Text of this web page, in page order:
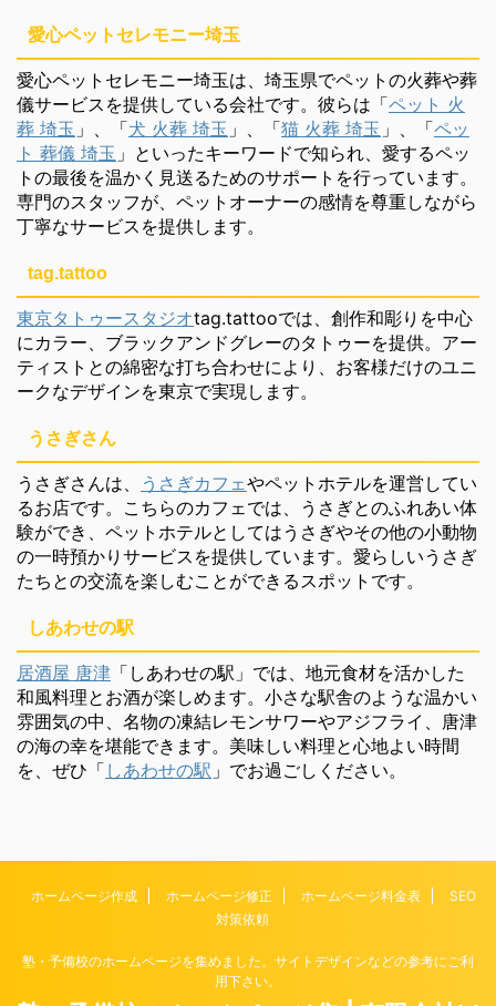
愛心ペットセレモニー埼玉
愛心ペットセレモニー埼玉は、埼玉県でペットの火葬や葬
儀サービスを提供している会社です。彼らは「ペット 火
葬 埼玉 」、「犬 火葬 埼玉 」、「猫 火葬 埼玉 」、「ペッ
ト 葬儀 埼玉 」といったキーワードで知られ、愛するペッ
トの最後を温かく見送るためのサポートを行っています。
専門のスタッフが、ペットオーナーの感情を尊重しながら
丁寧なサービスを提供します。
tag.tattoo
東京タトゥースタジオtag.tattooでは、創作和彫りを中心
にカラー、ブラックアンドグレーのタトゥーを提供。アー
ティストとの綿密な打ち合わせにより、お客様だけのユニ
ークなデザインを東京で実現します。
うさぎさん
うさぎさんは、 うさぎカフェやペットホテルを運営してい
るお店です。こちらのカフェでは、うさぎとのふれあい体
験ができ、ペットホテルとしてはうさぎやその他の小動物
の一時預かりサービスを提供しています。愛らしいうさぎ
たちとの交流を楽しむことができるスポットです。
しあわせの駅
居酒屋 唐津 「しあわせの駅」では、地元食材を活かした
和風料理とお酒が楽しめます。小さな駅舎のような温かい
雰囲気の中、名物の凍結レモンサワーやアジフライ、唐津
の海の幸を堪能できます。美味しい料理と心地よい時間
を、ぜひ「 しあわせの駅 」でお過ごしください。
ホームページ作成 ホームページ修正 ホームページ料金表
SEO
対策依頼
塾・予備校のホームページを集めました。サイトデザインなどの参考にご利
用下さい。